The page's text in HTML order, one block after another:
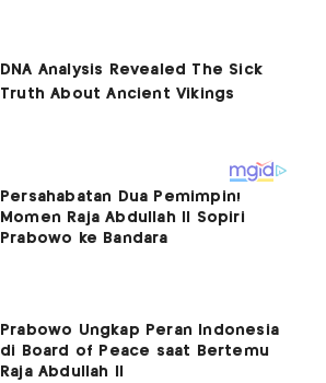
Persahabatan Dua Pemimpin!
Momen Raja Abdullah II Sopiri
Prabowo ke Bandara
Prabowo Ungkap Peran Indonesia
di Board of Peace saat Bertemu
Raja Abdullah II